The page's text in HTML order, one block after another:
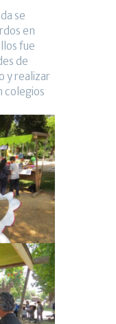
se
en
fue
de
y realizar
colegios